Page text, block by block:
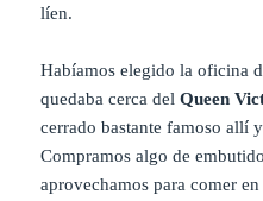
líen.
Habíamos elegido la oficina
quedaba cerca delQueen
cerrado bastante famoso allí
Compramos algo de
aprovechamos para comer